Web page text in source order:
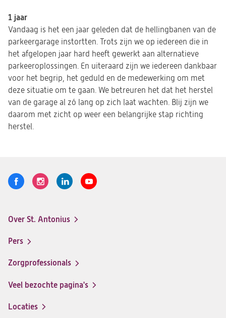
1 jaar
Vandaag is het een jaar geleden dat de hellingbanen van de
parkeergarage instortten. Trots zijn we op iedereen die in
het afgelopen jaar hard heeft gewerkt aan alternatieve
parkeeroplossingen. En uiteraard zijn we iedereen dankbaar
voor het begrip, het geduld en de medewerking om met
deze situatie om te gaan. We betreuren het dat het herstel
van de garage al zó lang op zich laat wachten. Blij zijn we
daarom met zicht op weer een belangrijke stap richting
herstel.
Volg
Logo
een
ziekenhuis
op
Logo
een
op
Logo
een
op
Logo
menu
Over St. Antonius
Pers
Zorgprofessionals
Veel bezochte pagina's
Locaties